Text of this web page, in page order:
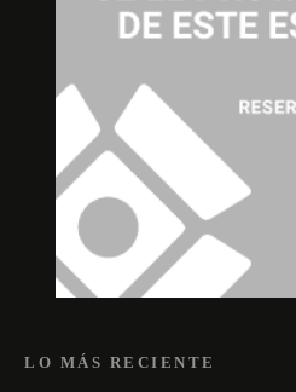
LO MÁS RECIENTE